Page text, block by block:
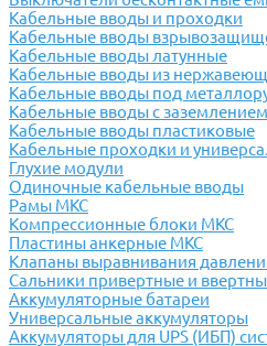
Кабельные вводы и проходки
Кабельные вводы
Кабельные вводы латунные
Кабельные вводы из
Кабельные вводы под
Кабельные вводы с заземлением
Кабельные вводы пластиковые
Кабельные проходки и
Глухие модули
Одиночные кабельные вводы
Рамы МКС
Компрессионные блоки МКС
Пластины анкерные МКС
Клапаны выравнивания
Сальники привертные и
Аккумуляторные батареи
Универсальные аккумуляторы
Аккумуляторы для UPS (ИБП)